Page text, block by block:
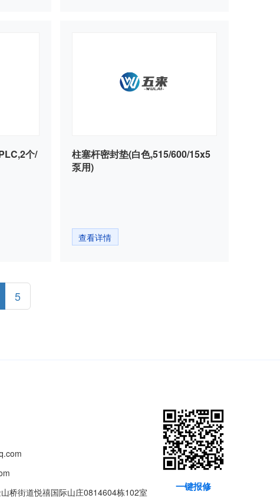
柱塞杆密封垫(白色,515/600/15x5
泵用)
查看详情
5
桥街道悦禧国际山庄0814604栋102室 一键报修